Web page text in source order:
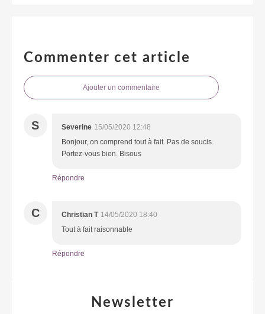
Commenter cet article
Ajouter un commentaire
S Severine 15/05/2020 12:48
Bonjour, on comprend tout à fait. Pas de soucis.
Portez-vous bien. Bisous
Répondre
C Christian T 14/05/2020 18:40
Tout à fait raisonnable
Répondre
Newsletter